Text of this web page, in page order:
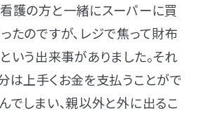
護の方と一緒にスーパーに買
たのですが、レジで焦って財布
いう出来事がありました。それ
は上手くお金を支払うことがで
でしまい、親以外と外に出るこ